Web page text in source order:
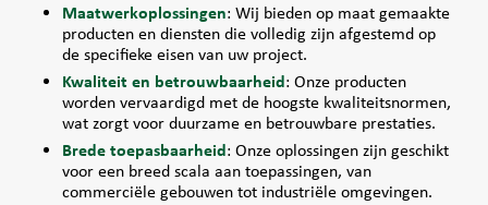
Maatwerkoplossingen: Wij bieden op maat gemaakte
producten en diensten die volledig zijn afgestemd op
de specifieke eisen van uw project.
Kwaliteit en betrouwbaarheid: Onze producten
worden vervaardigd met de hoogste kwaliteitsnormen,
wat zorgt voor duurzame en betrouwbare prestaties.
Brede toepasbaarheid: Onze oplossingen zijn geschikt
voor een breed scala aan toepassingen, van
commerciële gebouwen tot industriële omgevingen.